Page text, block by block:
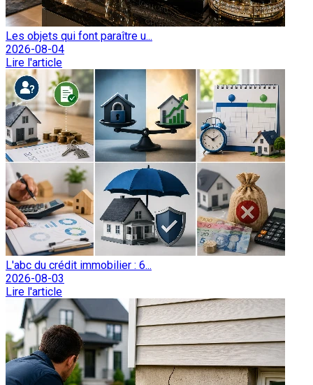
Les objets qui font paraître u...
2026-08-04
Lire l'article
L'abc du crédit immobilier : 6...
2026-08-03
Lire l'article